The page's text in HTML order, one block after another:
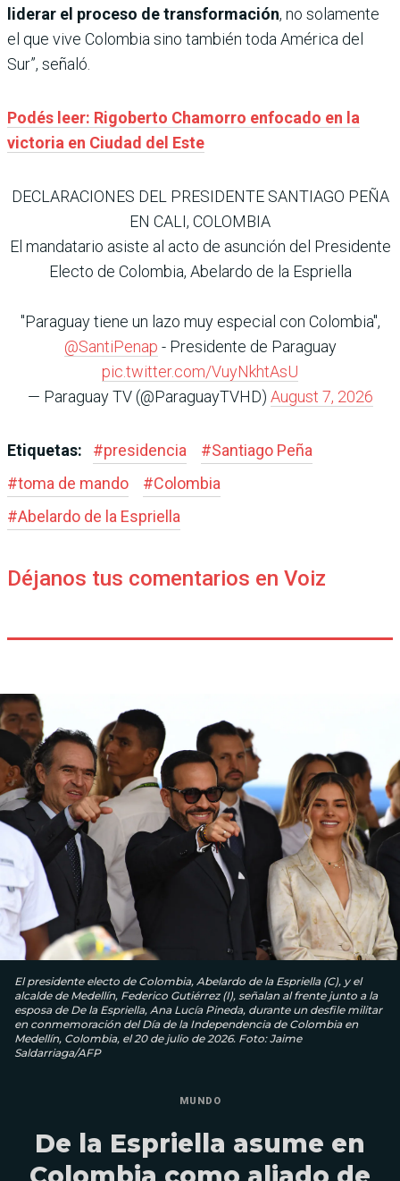
liderar el proceso de transformación, no solamente
el que vive Colombia sino también toda América del
Sur”, señaló.
Podés leer: Rigoberto Chamorro enfocado en la
victoria en Ciudad del Este
DECLARACIONES DEL PRESIDENTE SANTIAGO PEÑA
EN CALI, COLOMBIA
El mandatario asiste al acto de asunción del Presidente
Electo de Colombia, Abelardo de la Espriella
"Paraguay tiene un lazo muy especial con Colombia",
@SantiPenap - Presidente de Paraguay
pic.twitter.com/VuyNkhtAsU
— Paraguay TV (@ParaguayTVHD) August 7, 2026
Etiquetas: #presidencia #Santiago Peña
#toma de mando #Colombia
#Abelardo de la Espriella
Déjanos tus comentarios en Voiz
El presidente electo de Colombia, Abelardo de la Espriella (C), y el
alcalde de Medellín, Federico Gutiérrez (I), señalan al frente junto a la
esposa de De la Espriella, Ana Lucía Pineda, durante un desfile militar
en conmemoración del Día de la Independencia de Colombia en
Medellín, Colombia, el 20 de julio de 2026. Foto: Jaime
Saldarriaga/AFP
MUNDO
De la Espriella asume en